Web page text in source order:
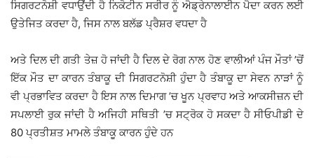
ਸਿਗਰਟਨੋਸ਼ੀ ਵਧਾਉਂਦੀ ਹੈ ਨਿਕੋਟੀਨ ਸਰੀਰ ਨੂੰ ਐਡ੍ਰੇਨਾਲਾਈਨ ਪੈਦਾ ਕਰਨ ਲਈ
ਉਤੇਜਿਤ ਕਰਦਾ ਹੈ, ਜਿਸ ਨਾਲ ਬਲੱਡ ਪ੍ਰੈਸ਼ਰ ਵਧਦਾ ਹੈ
ਅਤੇ ਦਿਲ ਦੀ ਗਤੀ ਤੇਜ਼ ਹੋ ਜਾਂਦੀ ਹੈ ਦਿਲ ਦੇ ਰੋਗ ਨਾਲ ਹੋਣ ਵਾਲੀਆਂ ਪੰਜ ਮੌਤਾਂ ’ਚੋਂ
ਇੱਕ ਮੌਤ ਦਾ ਕਾਰਨ ਤੰਬਾਕੂ ਦੀ ਸਿਗਰਟਨੋਸ਼ੀ ਹੁੰਦਾ ਹੈ ਤੰਬਾਕੂ ਦਾ ਸੇਵਨ ਨਾੜਾਂ ਨੂੰ
ਵੀ ਪ੍ਰਭਾਵਿਤ ਕਰਦਾ ਹੈ ਇਸ ਨਾਲ ਦਿਮਾਗ ’ਚ ਖੂਨ ਪ੍ਰਵਾਹ ਅਤੇ ਆਕਸੀਜ਼ਨ ਦੀ
ਸਪਲਾਈ ਰੁਕ ਜਾਂਦੀ ਹੈ ਅਜਿਹੀ ਸਥਿਤੀ ’ਚ ਸਟ੍ਰੋਕ ਹੋ ਸਕਦਾ ਹੈ ਸੀਓਪੀਡੀ ਦੇ
80 ਪ੍ਰਤੀਸ਼ਤ ਮਾਮਲੇ ਤੰਬਾਕੂ ਕਾਰਨ ਹੁੰਦੇ ਹਨ